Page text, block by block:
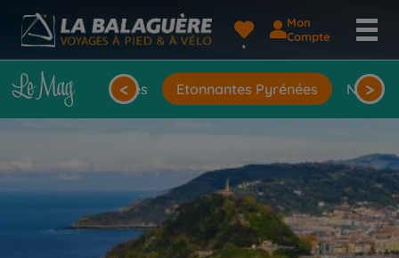
Mon
Compte
Rencontres Etonnantes Pyrénées Nos
< >